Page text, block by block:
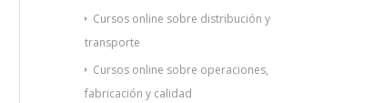
Cursos online sobre distribución y
transporte
Cursos online sobre operaciones,
fabricación y calidad